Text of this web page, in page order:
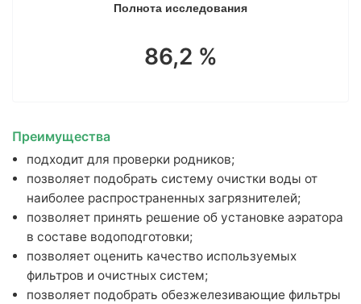
Гранулометрический состав
Естественные радионуклиды (ЕРН)
Полициклические ароматические углеводороды (ПАУ)
Индивидуальный набор показателей
Информация
О лаборатории
Контакты
Вопрос эксперту
Полнота исследования
86,2 %
Преимущества
подходит для проверки родников;
позволяет подобрать систему очистки воды от
наиболее распространенных загрязнителей;
позволяет принять решение об установке аэратора
в составе водоподготовки;
позволяет оценить качество используемых
фильтров и очистных систем;
позволяет подобрать обезжелезивающие фильтры